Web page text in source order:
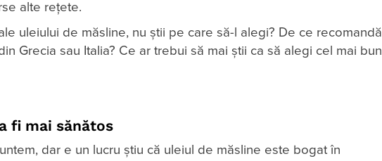
alte rețete.
uleiului de măsline, nu știi pe care să-l alegi? De ce recomandă
Grecia sau Italia? Ce ar trebui să mai știi ca să alegi cel mai bun
fi mai sănătos
dar e un lucru știu că uleiul de măsline este bogat în